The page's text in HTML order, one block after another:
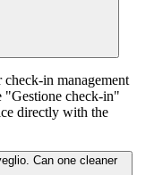
check-in management
"Gestione check-in"
directly with the
Can one cleaner